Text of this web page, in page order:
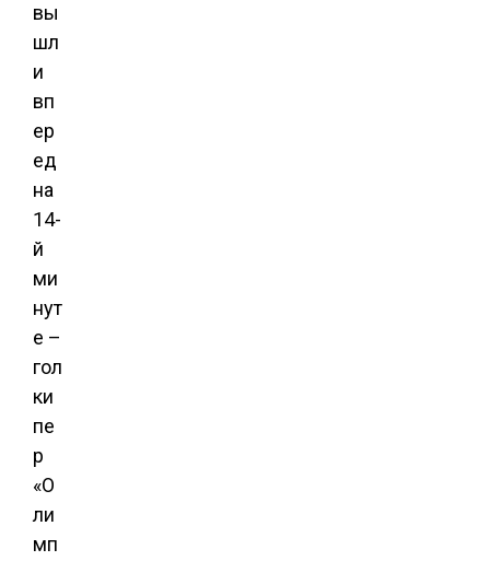
вы
шл
и
вп
ер
ед
на
14-
й
ми
нут
е –
гол
ки
пе
р
«О
ли
мп